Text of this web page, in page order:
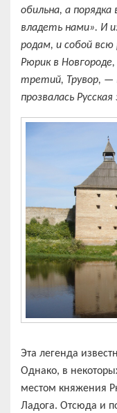
обильна, а
владеть нами». И
родам, и собой всю
Рюрик в
третий, Трувор, —
прозвалась
Эта легенда
Однако, в
местом княжения
Ладога. Отсюда и